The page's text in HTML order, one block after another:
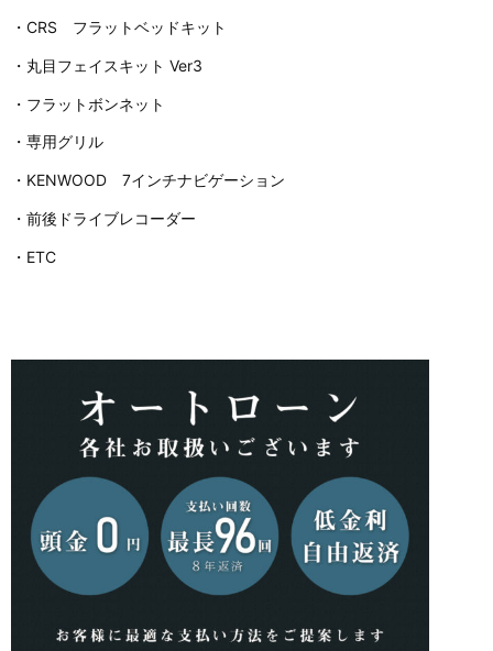
・CRS フラットベッドキット
・丸目フェイスキット Ver3
・フラットボンネット
・専用グリル
・KENWOOD 7インチナビゲーション
・前後ドライブレコーダー
・ETC